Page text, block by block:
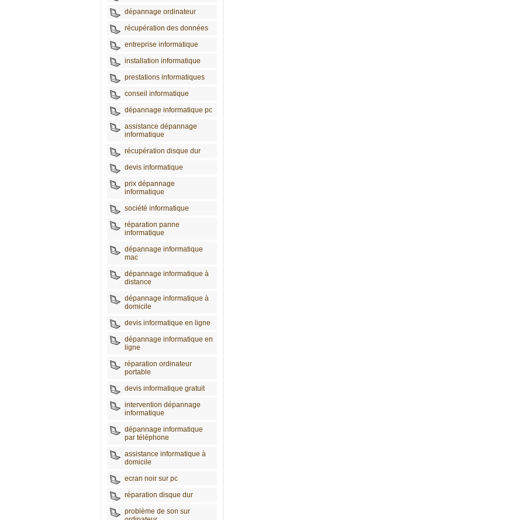
dépannage ordinateur
récupération des données
entreprise informatique
installation informatique
prestations informatiques
conseil informatique
dépannage informatique pc
assistance dépannage
informatique
récupération disque dur
devis informatique
prix dépannage
informatique
société informatique
réparation panne
informatique
dépannage informatique
mac
dépannage informatique à
distance
dépannage informatique à
domicile
devis informatique en ligne
dépannage informatique en
ligne
réparation ordinateur
portable
devis informatique gratuit
intervention dépannage
informatique
dépannage informatique
par téléphone
assistance informatique à
domicile
ecran noir sur pc
réparation disque dur
problème de son sur